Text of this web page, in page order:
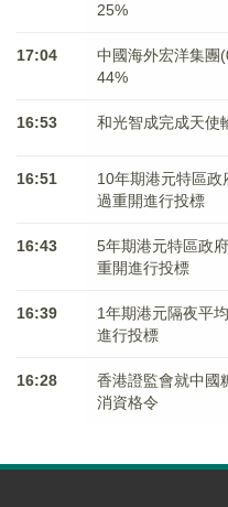
25%
17:04
中國海外宏洋集團
44%
16:53 和光智成完成天使
16:51
10年期港元特區
過重開進行投標
16:43
5年期港元特區政
重開進行投標
16:39
1年期港元隔夜平
進行投標
16:28
香港證監會就中國
消資格令